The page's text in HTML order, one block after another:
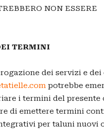
NON ESSERE
TERMINI
dei servizi e
potrebbe
i termini del
di emettere termini
per taluni nuovi